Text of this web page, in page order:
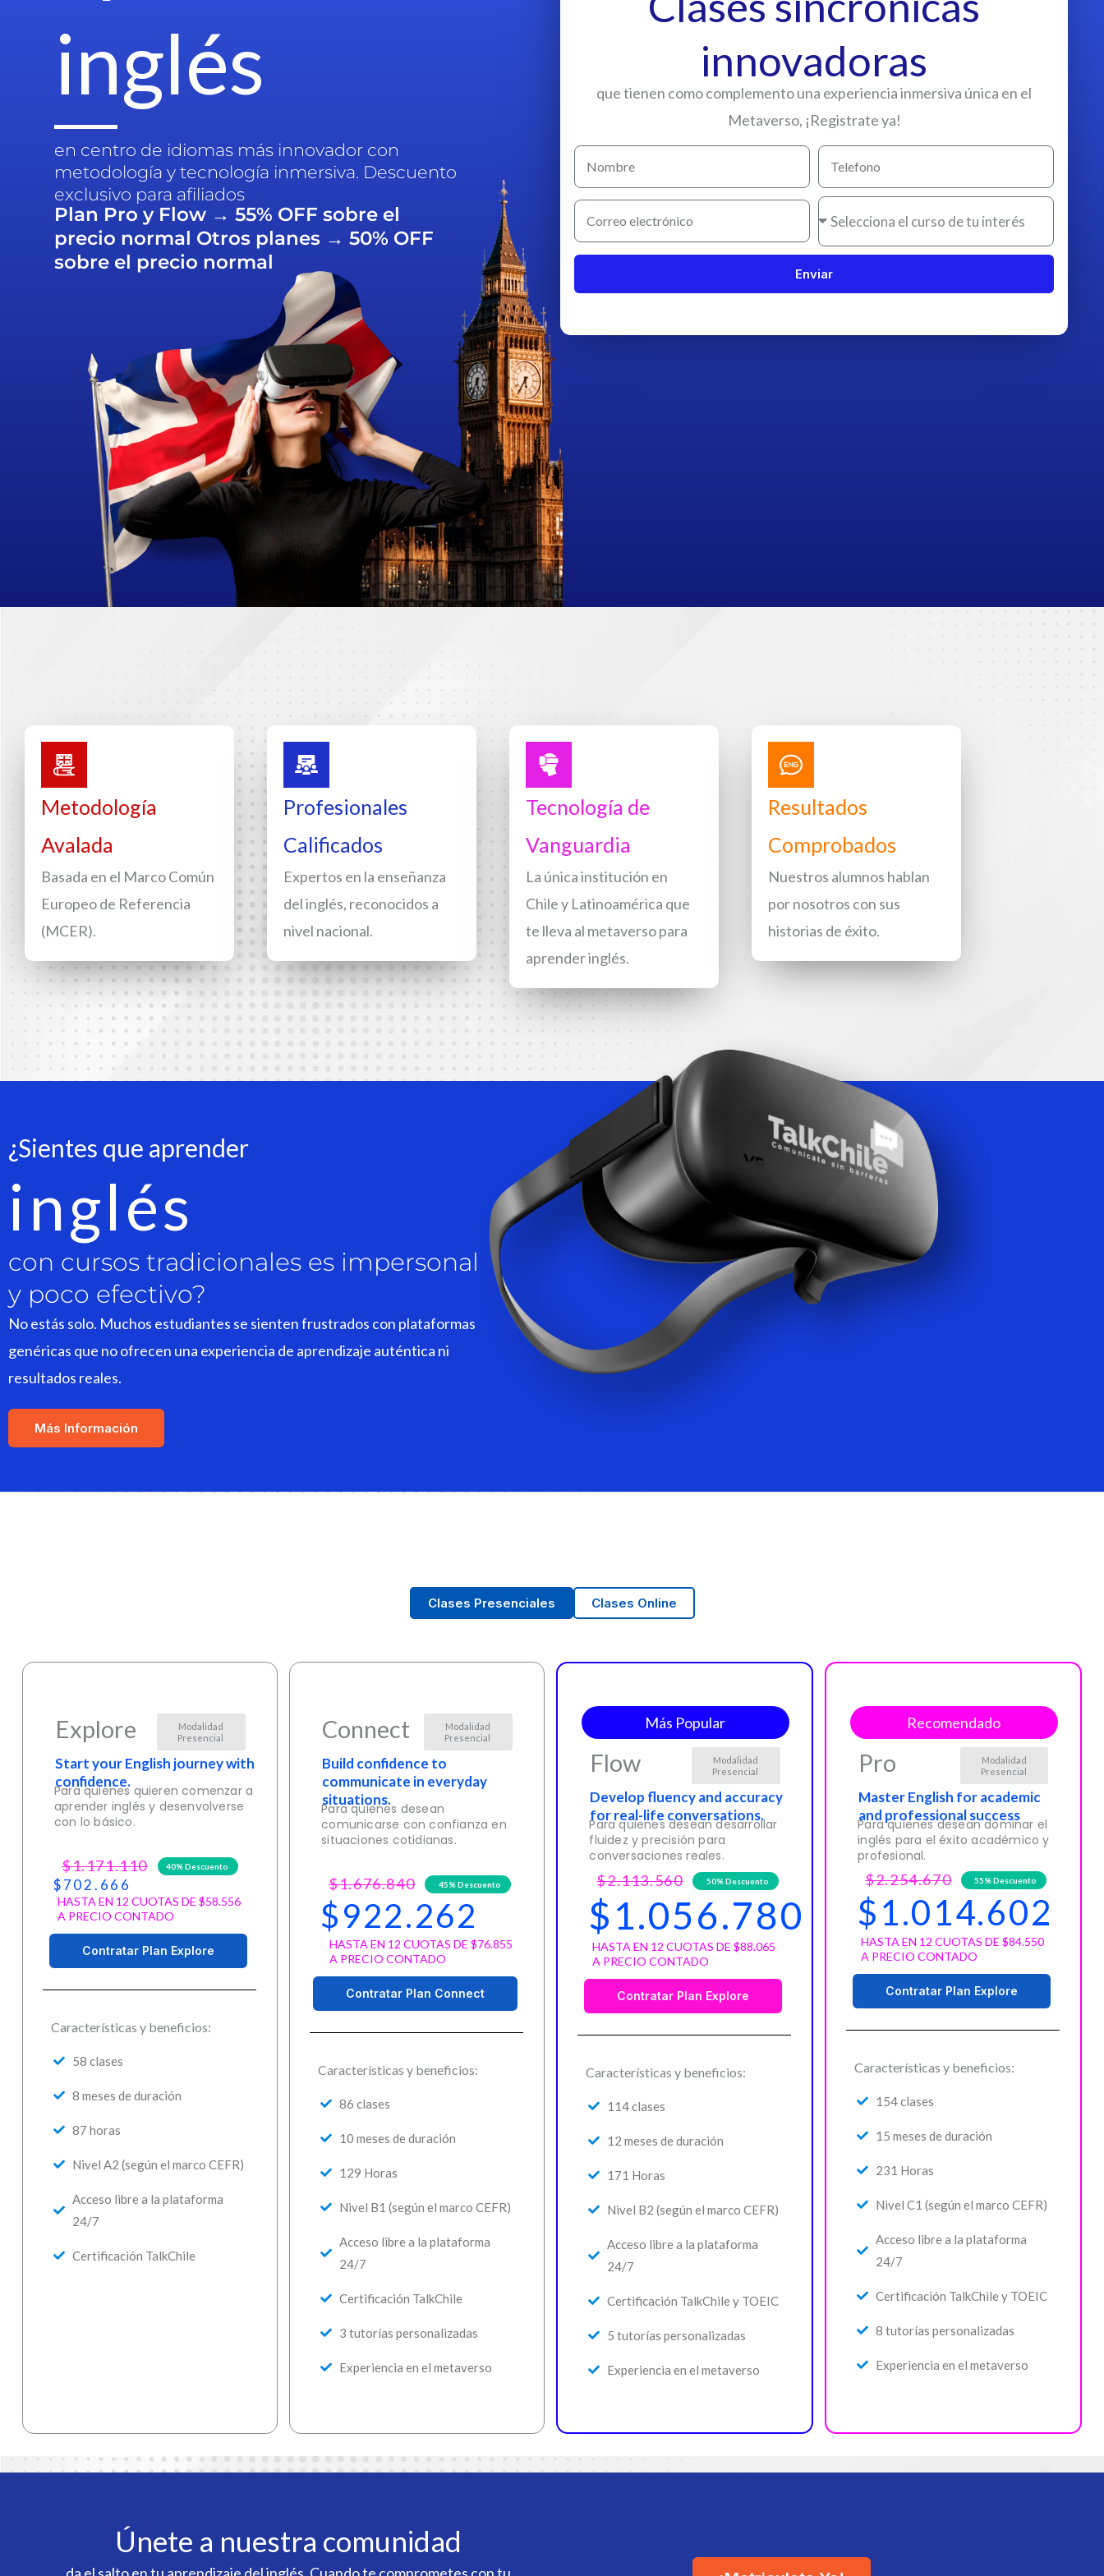
inglés
en centro de idiomas más innovador con
metodología y tecnología inmersiva. Descuento
exclusivo para afiliados
Plan Pro y Flow → 55% OFF sobre el
precio normal Otros planes → 50% OFF
sobre el precio normal
innovadoras
que tienen como complemento una experiencia inmersiva única en el
Metaverso, ¡Registrate ya!
Enviar
Metodología
Avalada
Basada en el Marco Común
Europeo de Referencia
(MCER).
Profesionales
Calificados
Expertos en la enseñanza
del inglés, reconocidos a
nivel nacional.
Tecnología de
Vanguardia
La única institución en
Chile y Latinoamérica que
te lleva al metaverso para
aprender inglés.
Resultados
Comprobados
Nuestros alumnos hablan
por nosotros con sus
historias de éxito.
¿Sientes que aprender
inglés
con cursos tradicionales es impersonal
y poco efectivo?
No estás solo. Muchos estudiantes se sienten frustrados con plataformas
genéricas que no ofrecen una experiencia de aprendizaje auténtica ni
resultados reales.
Más Información
Clases Presenciales Clases Online
Explore
Modalidad
Presencial
Start your English journey with
confidence.
Para quienes quieren comenzar a
aprender inglés y desenvolverse
con lo básico.
$1.171.110 40% Descuento
$702.666
HASTA EN 12 CUOTAS DE $58.556
A PRECIO CONTADO
Contratar Plan Explore
Características y beneficios:
58 clases
8 meses de duración
87 horas
Nivel A2 (según el marco CEFR)
Acceso libre a la plataforma
24/7
Certificación TalkChile
Connect
Modalidad
Presencial
Build confidence to
communicate in everyday
situations.
Para quienes desean
comunicarse con confianza en
situaciones cotidianas.
$1.676.840 45% Descuento
$922.262
HASTA EN 12 CUOTAS DE $76.855
A PRECIO CONTADO
Contratar Plan Connect
Características y beneficios:
86 clases
10 meses de duración
129 Horas
Nivel B1 (según el marco CEFR)
Acceso libre a la plataforma
24/7
Certificación TalkChile
3 tutorías personalizadas
Experiencia en el metaverso
Más Popular
Flow
Modalidad
Presencial
Develop fluency and accuracy
for real-life conversations.
Para quienes desean desarrollar
fluidez y precisión para
conversaciones reales.
$2.113.560 50% Descuento
$1.056.780
HASTA EN 12 CUOTAS DE $88.065
A PRECIO CONTADO
Contratar Plan Explore
Características y beneficios:
114 clases
12 meses de duración
171 Horas
Nivel B2 (según el marco CEFR)
Acceso libre a la plataforma
24/7
Certificación TalkChile y TOEIC
5 tutorías personalizadas
Experiencia en el metaverso
Recomendado
Pro
Modalidad
Presencial
Master English for academic
and professional success
Para quienes desean dominar el
inglés para el éxito académico y
profesional.
$2.254.670 55% Descuento
$1.014.602
HASTA EN 12 CUOTAS DE $84.550
A PRECIO CONTADO
Contratar Plan Explore
Características y beneficios:
154 clases
15 meses de duración
231 Horas
Nivel C1 (según el marco CEFR)
Acceso libre a la plataforma
24/7
Certificación TalkChile y TOEIC
8 tutorías personalizadas
Experiencia en el metaverso
Únete a nuestra comunidad
da el salto en tu aprendizaje del inglés. Cuando te comprometes con tu